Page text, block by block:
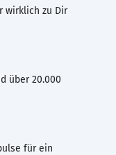
wirklich zu Dir
über 20.000
für ein